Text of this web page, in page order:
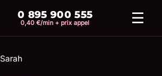
0 895 900 555
0,40 €/min + prix appel ☰
Sarah